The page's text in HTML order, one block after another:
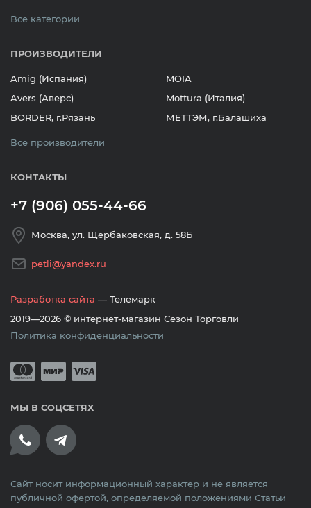
Все категории
ПРОИЗВОДИТЕЛИ
Amig (Испания)
Avers (Аверс)
BORDER, г.Рязань
MOIA
Mottura (Италия)
МЕТТЭМ, г.Балашиха
Все производители
КОНТАКТЫ
+7 (906) 055-44-66
Москва, ул. Щербаковская, д. 58Б
petli@yandex.ru
Разработка сайта — Телемарк
2019—2026 © интернет-магазин Сезон Торговли
Политика конфиденциальности
Принимается оплата банковскими
МЫ В СОЦСЕТЯХ
Сайт носит информационный характер и не является
публичной офертой, определяемой положениями Статьи